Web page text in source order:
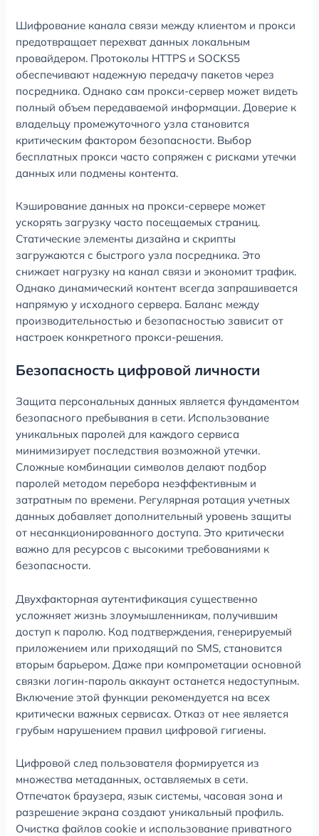
Шифрование канала связи между клиентом и прокси
предотвращает перехват данных локальным
провайдером. Протоколы HTTPS и SOCKS5
обеспечивают надежную передачу пакетов через
посредника. Однако сам прокси-сервер может видеть
полный объем передаваемой информации. Доверие к
владельцу промежуточного узла становится
критическим фактором безопасности. Выбор
бесплатных прокси часто сопряжен с рисками утечки
данных или подмены контента.
Кэширование данных на прокси-сервере может
ускорять загрузку часто посещаемых страниц.
Статические элементы дизайна и скрипты
загружаются с быстрого узла посредника. Это
снижает нагрузку на канал связи и экономит трафик.
Однако динамический контент всегда запрашивается
напрямую у исходного сервера. Баланс между
производительностью и безопасностью зависит от
настроек конкретного прокси-решения.
Безопасность цифровой личности
Защита персональных данных является фундаментом
безопасного пребывания в сети. Использование
уникальных паролей для каждого сервиса
минимизирует последствия возможной утечки.
Сложные комбинации символов делают подбор
паролей методом перебора неэффективным и
затратным по времени. Регулярная ротация учетных
данных добавляет дополнительный уровень защиты
от несанкционированного доступа. Это критически
важно для ресурсов с высокими требованиями к
безопасности.
Двухфакторная аутентификация существенно
усложняет жизнь злоумышленникам, получившим
доступ к паролю. Код подтверждения, генерируемый
приложением или приходящий по SMS, становится
вторым барьером. Даже при компрометации основной
связки логин-пароль аккаунт останется недоступным.
Включение этой функции рекомендуется на всех
критически важных сервисах. Отказ от нее является
грубым нарушением правил цифровой гигиены.
Цифровой след пользователя формируется из
множества метаданных, оставляемых в сети.
Отпечаток браузера, язык системы, часовая зона и
разрешение экрана создают уникальный профиль.
Очистка файлов cookie и использование приватного